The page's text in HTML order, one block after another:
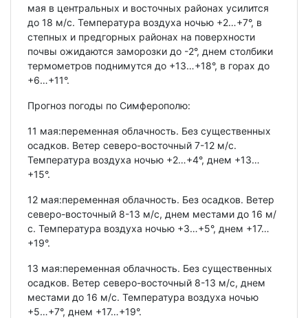
мая в центральных и восточных районах усилится
до 18 м/с. Температура воздуха ночью +2…+7°, в
степных и предгорных районах на поверхности
почвы ожидаются заморозки до -2°, днем столбики
термометров поднимутся до +13…+18°, в горах до
+6…+11°.
Прогноз погоды по Симферополю:
11 мая:переменная облачность. Без существенных
осадков. Ветер северо-восточный 7-12 м/с.
Температура воздуха ночью +2…+4°, днем +13…
+15°.
12 мая:переменная облачность. Без осадков. Ветер
северо-восточный 8-13 м/с, днем местами до 16 м/
с. Температура воздуха ночью +3…+5°, днем +17…
+19°.
13 мая:переменная облачность. Без существенных
осадков. Ветер северо-восточный 8-13 м/с, днем
местами до 16 м/с. Температура воздуха ночью
+5…+7°, днем +17…+19°.